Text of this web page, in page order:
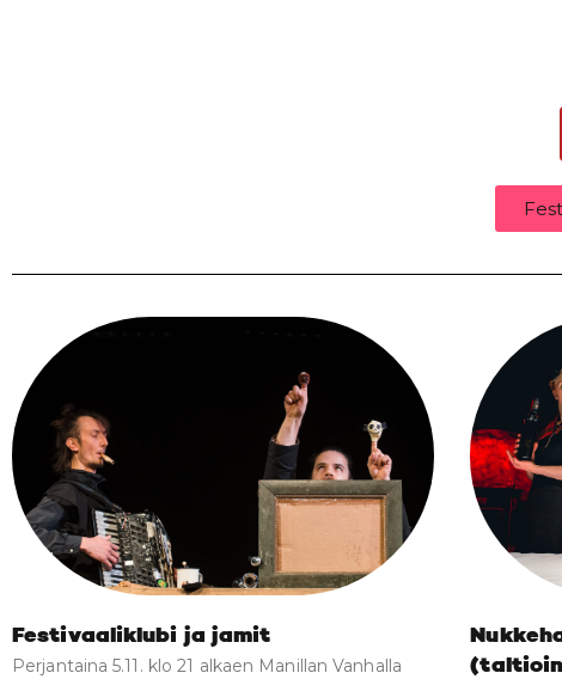
Festivaaliklubi ja jamit
Perjantaina 5.11. klo 21 alkaen Manillan Vanhalla